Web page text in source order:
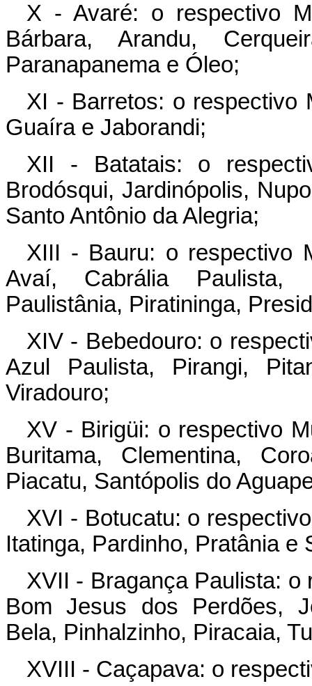
X - Avaré: o respectivo
Bárbara, Arandu,
Paranapanema e Óleo;
XI - Barretos: o respectivo
Guaíra e Jaborandi;
XII - Batatais: o
Brodósqui, Jardinópolis,
Santo Antônio da Alegria;
XIII - Bauru: o respectivo
Avaí, Cabrália Paulista,
Paulistânia, Piratininga,
XIV - Bebedouro: o
Azul Paulista, Pirangi,
Viradouro;
XV - Birigüi: o respectivo
Buritama, Clementina,
Piacatu, Santópolis do
XVI - Botucatu: o
Itatinga, Pardinho, Pratânia e
XVII - Bragança Paulista: o
Bom Jesus dos Perdões,
Bela, Pinhalzinho, Piracaia,
XVIII - Caçapava: o